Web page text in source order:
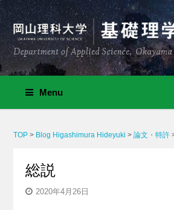
Menu
TOP > Blog Higashimura Hideyuki >論文・特許
総説
2020年4月26日